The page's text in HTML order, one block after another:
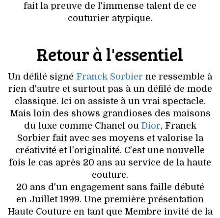
VOYAGES & LOISIRS
fait la preuve de l'immense talent de ce
couturier atypique.
Retour à l'essentiel
Un défilé signé Franck Sorbier ne ressemble à
rien d'autre et surtout pas à un défilé de mode
classique. Ici on assiste à un vrai spectacle.
Mais loin des shows grandioses des maisons
du luxe comme Chanel ou Dior, Franck
Sorbier fait avec ses moyens et valorise la
créativité et l'originalité. C'est une nouvelle
fois le cas après 20 ans au service de la haute
couture.
20 ans d'un engagement sans faille débuté
en Juillet 1999. Une première présentation
Haute Couture en tant que Membre invité de la